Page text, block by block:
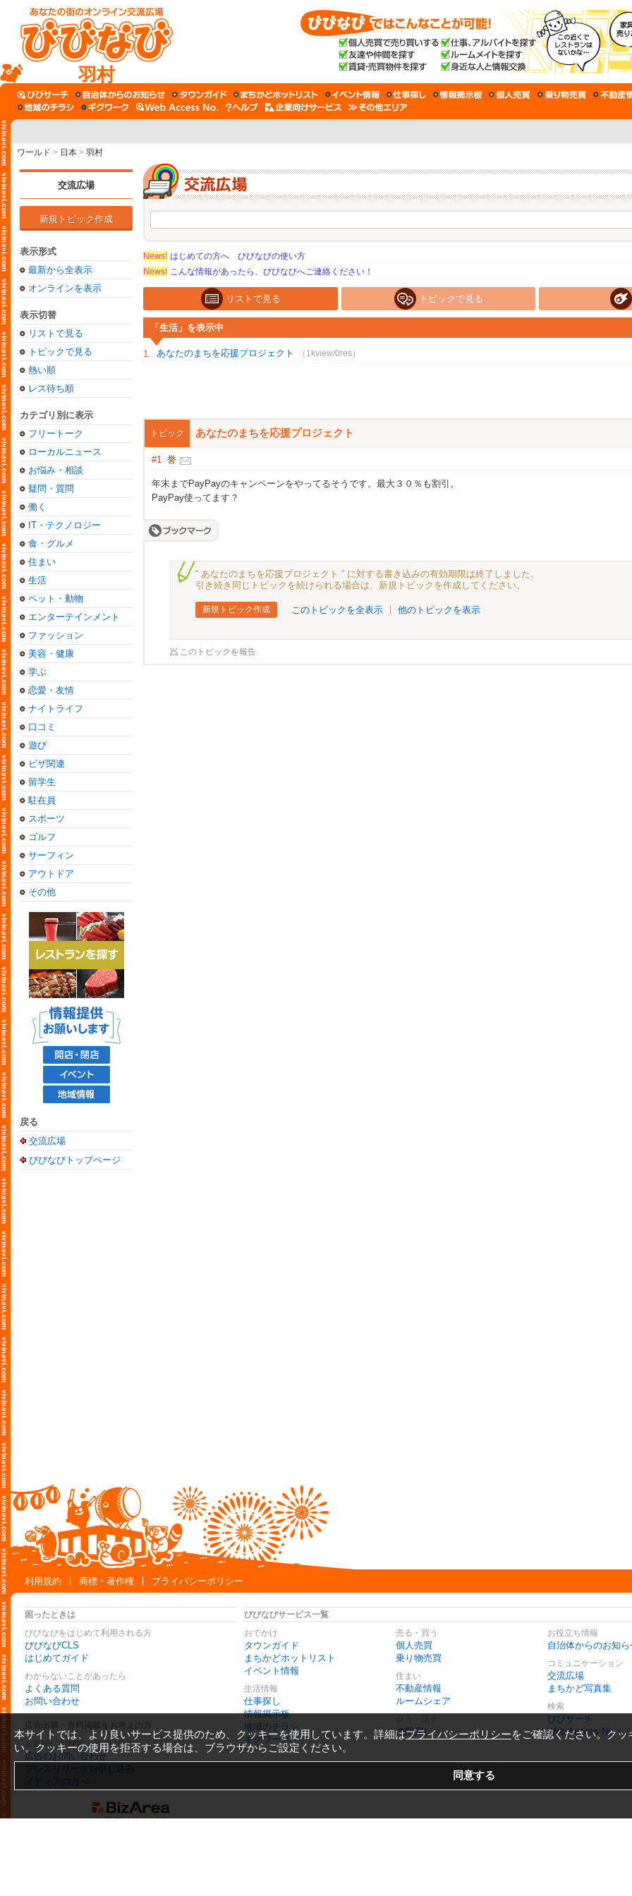
羽村
ワールド > 日本 > 羽村
交流広場
新規トピック作成
表示形式
最新から全表示
オンラインを表示
表示切替
リストで見る
トピックで見る
熱い順
レス待ち順
カテゴリ別に表示
フリートーク
ローカルニュース
お悩み・相談
疑問・質問
働く
IT・テクノロジー
食・グルメ
住まい
生活
ペット・動物
エンターテインメント
ファッション
美容・健康
学ぶ
恋愛・友情
ナイトライフ
口コミ
遊び
ビザ関連
留学生
駐在員
スポーツ
ゴルフ
サーフィン
アウトドア
その他
戻る
交流広場
びびなびトップページ
News! はじめての方へ びびなびの使い方
News! こんな情報があったら、びびなびへご連絡ください！
リストで見る トピックで見る
「生活」を表示中
1. あなたのまちを応援プロジェクト （1kview/0res）
トピック あなたのまちを応援プロジェクト
#1 誉
年末までPayPayのキャンペーンをやってるそうです。最大３０％も割引。
PayPay使ってます？
“ あなたのまちを応援プロジェクト ” に対する書き込みの有効期限は終了しました。
引き続き同じトピックを続けられる場合は、新規トピックを作成してください。
新規トピック作成 このトピックを全表示 他のトピックを表示
このトピックを報告
利用規約
商標・著作権 プライバシーポリシー
困ったときは
びびなびをはじめて利用される方
びびなびCLS
はじめてガイド
わからないことがあったら
よくある質問
お問い合わせ
お気軽にご相談・お問い合わせ下さい
広告のお問い合わせ
プレスリリースお申し込み
メディアの方へ
びびなびサービス一覧
おでかけ
タウンガイド
まちかどホットリスト
イベント情報
生活情報
仕事探し
情報掲示板
地域のチラシ
ギグワーク
売る・買う
個人売買
乗り物売買
住まい
不動産情報
ルームシェア
仲間探し
お役立ち情報
自治体からのお知ら
コミュニケーション
交流広場
まちかど写真集
検索
びびサーチ
Web Access No.
本サイトでは、より良いサービス提供のため、クッキーを使用しています。詳細はプライバシーポリシーをご確認ください。ク
い。クッキーの使用を拒否する場合は、ブラウザからご設定ください。